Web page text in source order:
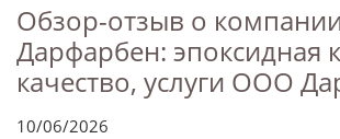
Обзор-отзыв о
Дарфарбен: эпоксидная
качество, услуги ООО
10/06/2026